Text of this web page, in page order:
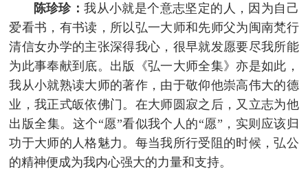
陈珍珍：我从小就是个意志坚定的人，因为自己
爱看书，有书读，所以弘一大师和先师父为闽南梵行
清信女办学的主张深得我心，很早就发愿要尽我所能
为此事奉献到底。出版《弘一大师全集》亦是如此，
我从小就熟读大师的著作，由于敬仰他崇高伟大的德
业，我正式皈依佛门。在大师圆寂之后，又立志为他
出版全集。这个“愿”看似我个人的“愿”，实则应该归
功于大师的人格魅力。每当我所行受阻的时候，弘公
的精神便成为我内心强大的力量和支持。